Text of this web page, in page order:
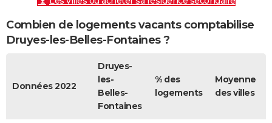
Combien de logements vacants comptabilise
Druyes-les-Belles-Fontaines ?
Données 2022
Druyes-
les-
Belles-
Fontaines
% des
logements
Moyenne
des villes